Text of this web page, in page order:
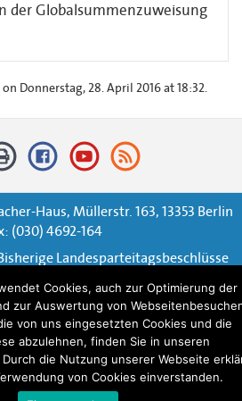
der Globalsummenzuweisung
Donnerstag, 28. April 2016 at 18:32.
Haus, Müllerstr. 163, 13353 Berlin
(030) 4692-164
Landesparteitagsbeschlüsse
Impressum
Kontaktformular
Cookies, auch zur Optimierung der
zur Auswertung von
von uns eingesetzten Cookies und die
abzulehnen, finden Sie in unseren
Durch die Nutzung unserer Webseite
von Cookies einverstanden.